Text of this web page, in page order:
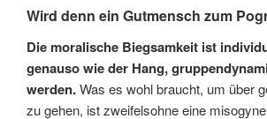
Wird denn ein Gutmensch zum
Die moralische Biegsamkeit ist
genauso wie der Hang,
werden.Was es wohl braucht, um über
zu gehen, ist zweifelsohne eine